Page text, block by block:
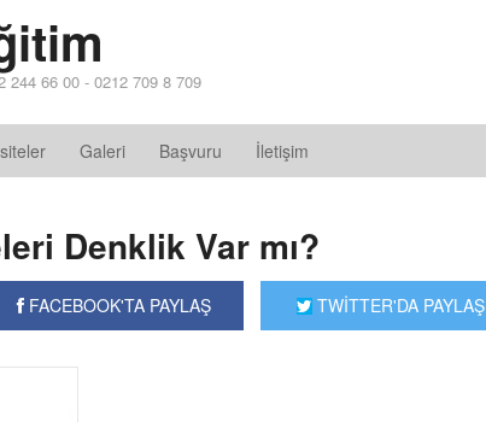
244 66 00 - 0212 709 8 709
Galeri Başvuru İletişim
Denklik Var mı?
FACEBOOK'TA PAYLAŞ TWİTTER'DA PAYLAŞ